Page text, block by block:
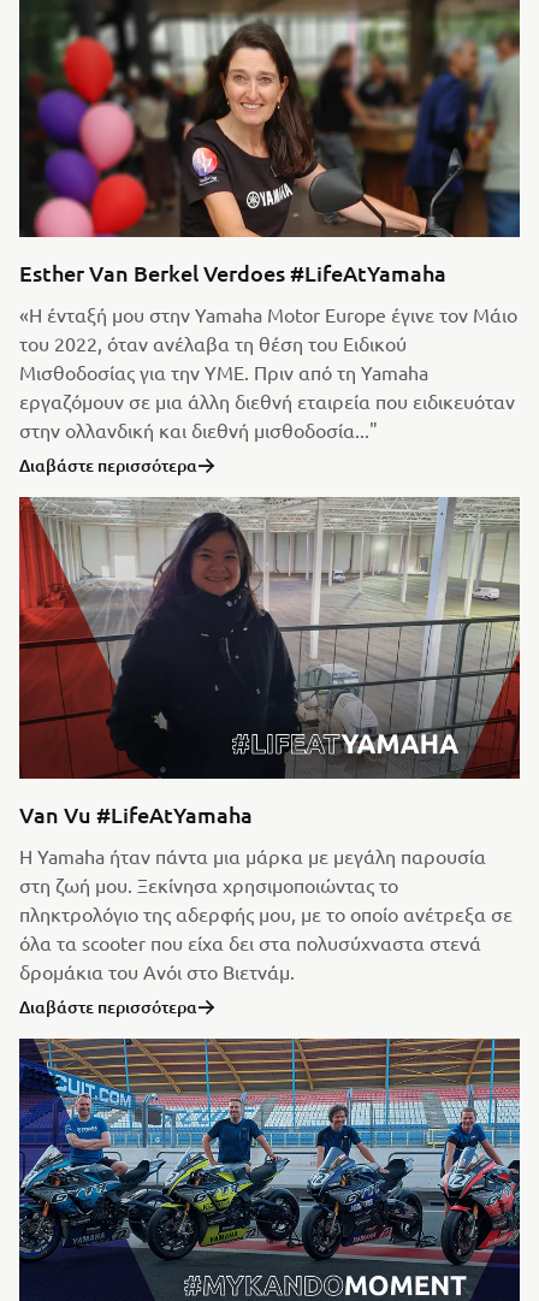
Esther Van Berkel Verdoes #LifeAtYamaha
«Η ένταξή μου στην Yamaha Motor Europe έγινε τον Μάιο
του 2022, όταν ανέλαβα τη θέση του Ειδικού
Μισθοδοσίας για την YME. Πριν από τη Yamaha
εργαζόμουν σε μια άλλη διεθνή εταιρεία που ειδικευόταν
στην ολλανδική και διεθνή μισθοδοσία..."
Διαβάστε περισσότερα
Van Vu #LifeAtYamaha
Η Yamaha ήταν πάντα μια μάρκα με μεγάλη παρουσία
στη ζωή μου. Ξεκίνησα χρησιμοποιώντας το
πληκτρολόγιο της αδερφής μου, με το οποίο ανέτρεξα σε
όλα τα scooter που είχα δει στα πολυσύχναστα στενά
δρομάκια του Ανόι στο Βιετνάμ.
Διαβάστε περισσότερα